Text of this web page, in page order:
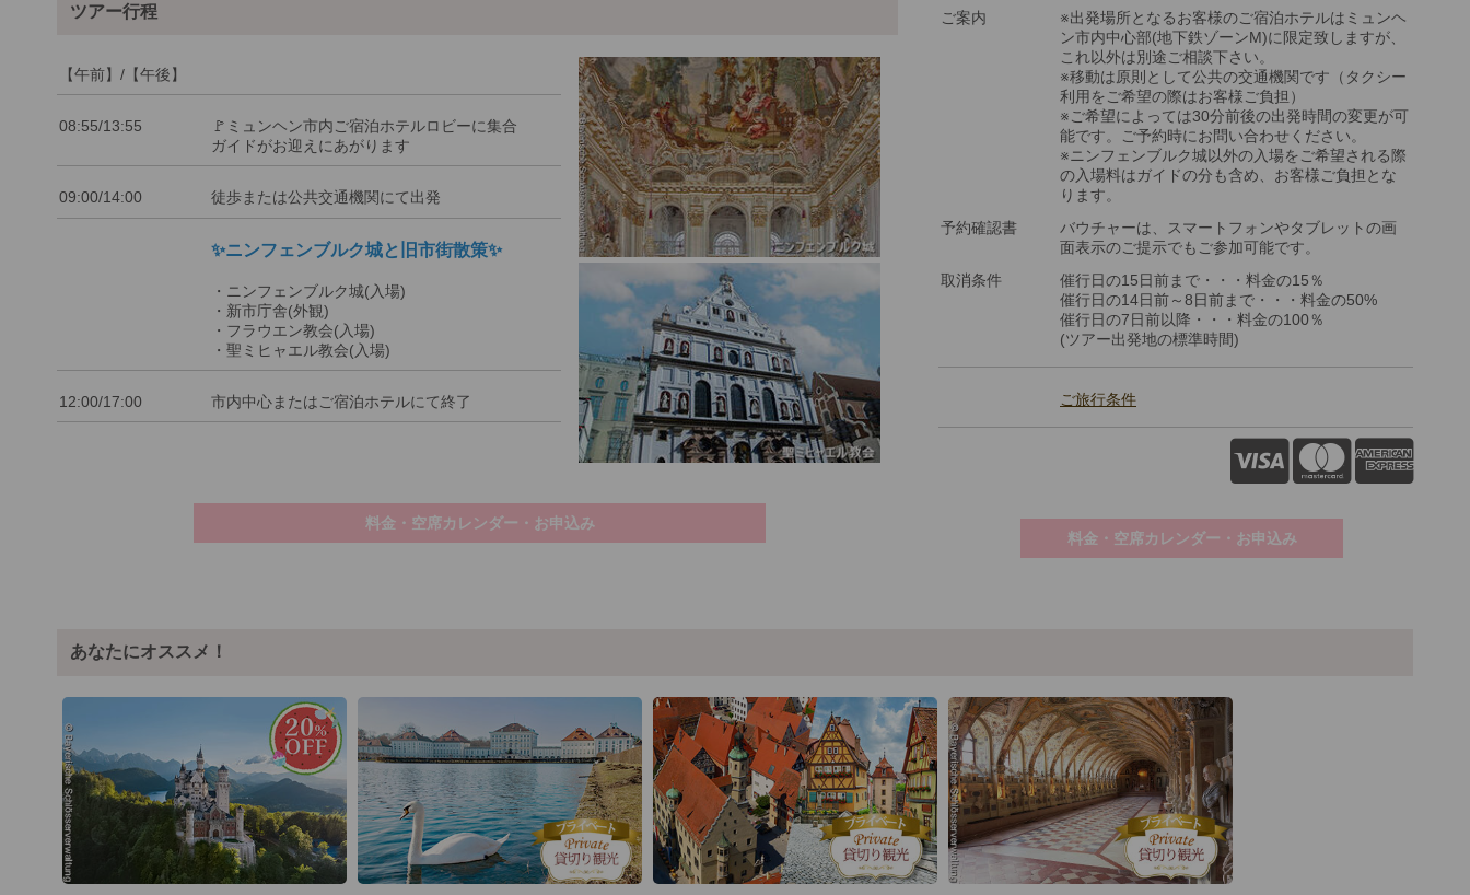
ツアー行程
【午前】/【午後】
08:55/13:55
🚩ミュンヘン市内ご宿泊ホテルロビーに集合
ガイドがお迎えにあがります
09:00/14:00 徒歩または公共交通機関にて出発
✨ニンフェンブルク城と旧市街散策✨
・ニンフェンブルク城(入場)
・新市庁舎(外観)
・フラウエン教会(入場)
・聖ミヒャエル教会(入場)
12:00/17:00 市内中心またはご宿泊ホテルにて終了
料金・空席カレンダー・お申込み
ご案内
※出発場所となるお客様のご宿泊ホテルはミュンヘ
ン市内中心部(地下鉄ゾーンM)に限定致しますが、
これ以外は別途ご相談下さい。
※移動は原則として公共の交通機関です（タクシー
利用をご希望の際はお客様ご負担）
※ご希望によっては30分前後の出発時間の変更が可
能です。ご予約時にお問い合わせください。
※ニンフェンブルク城以外の入場をご希望される際
の入場料はガイドの分も含め、お客様ご負担とな
ります。
予約確認書
バウチャーは、スマートフォンやタブレットの画
面表示のご提示でもご参加可能です。
取消条件
催行日の15日前まで・・・料金の15％
催行日の14日前～8日前まで・・・料金の50%
催行日の7日前以降・・・料金の100％
(ツアー出発地の標準時間)
ご旅行条件
料金・空席カレンダー・お申込み
あなたにオススメ！